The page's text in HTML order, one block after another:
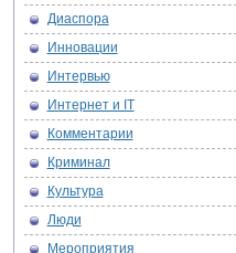
Диаспора
Инновации
Интервью
Интернет и IT
Комментарии
Криминал
Культура
Люди
Мероприятия